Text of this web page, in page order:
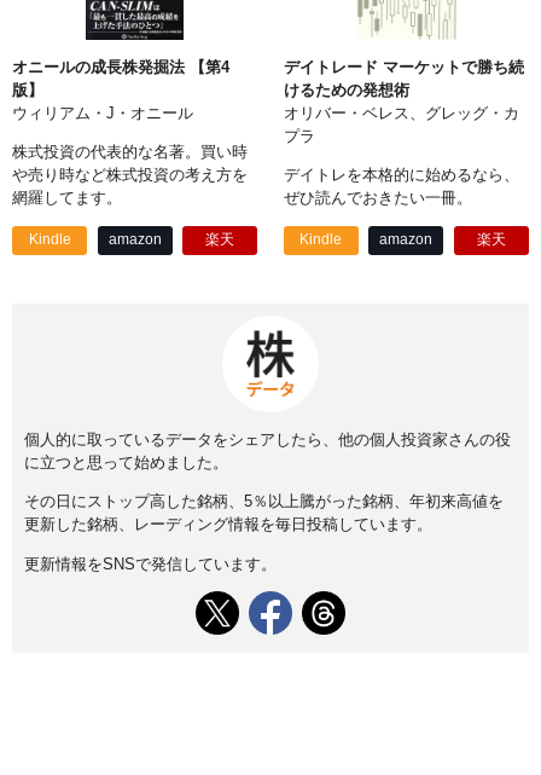
オニールの成長株発掘法 【第4
版】
ウィリアム・J・オニール
株式投資の代表的な名著。買い時
や売り時など株式投資の考え方を
網羅してます。
Kindle amazon 楽天
デイトレード マーケットで勝ち続
けるための発想術
オリバー・ベレス、グレッグ・カ
プラ
デイトレを本格的に始めるなら、
ぜひ読んでおきたい一冊。
Kindle amazon 楽天
個人的に取っているデータをシェアしたら、他の個人投資家さんの役
に立つと思って始めました。
その日にストップ高した銘柄、5％以上騰がった銘柄、年初来高値を
更新した銘柄、レーディング情報を毎日投稿しています。
更新情報をSNSで発信しています。